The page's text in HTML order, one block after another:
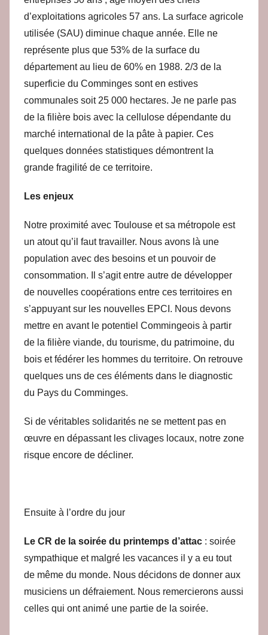
d’exploitations agricoles 57 ans. La surface agricole
utilisée (SAU) diminue chaque année. Elle ne
représente plus que 53% de la surface du
département au lieu de 60% en 1988. 2/3 de la
superficie du Comminges sont en estives
communales soit 25 000 hectares. Je ne parle pas
de la filière bois avec la cellulose dépendante du
marché international de la pâte à papier. Ces
quelques données statistiques démontrent la
grande fragilité de ce territoire.
Les enjeux
Notre proximité avec Toulouse et sa métropole est
un atout qu’il faut travailler. Nous avons là une
population avec des besoins et un pouvoir de
consommation. Il s’agit entre autre de développer
de nouvelles coopérations entre ces territoires en
s’appuyant sur les nouvelles EPCI. Nous devons
mettre en avant le potentiel Commingeois à partir
de la filière viande, du tourisme, du patrimoine, du
bois et fédérer les hommes du territoire. On retrouve
quelques uns de ces éléments dans le diagnostic
du Pays du Comminges.
Si de véritables solidarités ne se mettent pas en
œuvre en dépassant les clivages locaux, notre zone
risque encore de décliner.
Ensuite à l’ordre du jour
Le CR de la soirée du printemps d’attac : soirée
sympathique et malgré les vacances il y a eu tout
de même du monde. Nous décidons de donner aux
musiciens un défraiement. Nous remercierons aussi
celles qui ont animé une partie de la soirée.